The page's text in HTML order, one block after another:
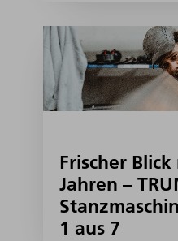
Frischer Blick
Jahren –
1 aus 7